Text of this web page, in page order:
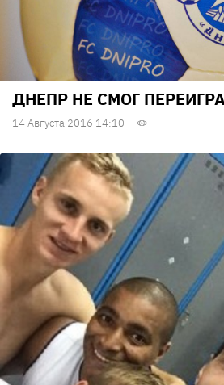
ДНЕПР НЕ СМОГ
14 Августа 2016 14:10